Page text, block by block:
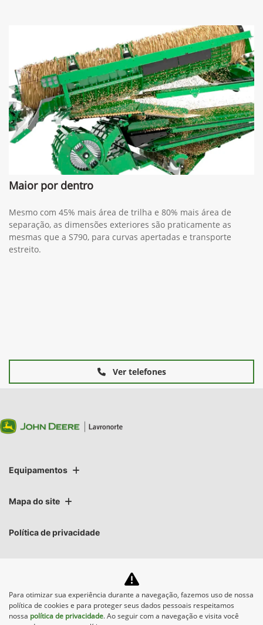
Maior por dentro
Mesmo com 45% mais área de trilha e 80% mais área de
separação, as dimensões exteriores são praticamente as
mesmas que a S790, para curvas apertadas e transporte
estreito.
Ver telefones
Equipamentos
Mapa do site
Política de privacidade
CNPJ: 05.283.031/0001-10
Para otimizar sua experiência durante a navegação, fazemos uso de nossa
política de cookies e para proteger seus dados pessoais respeitamos
nossa política de privacidade. Ao seguir com a navegação e visita você